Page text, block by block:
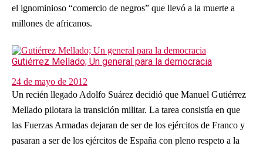
el ignominioso “comercio de negros” que llevó a la muerte a
millones de africanos.
Gutiérrez Mellado; Un general para la democracia
24 de mayo de 2012
Un recién llegado Adolfo Suárez decidió que Manuel Gutiérrez
Mellado pilotara la transición militar. La tarea consistía en que
las Fuerzas Armadas dejaran de ser de los ejércitos de Franco y
pasaran a ser de los ejércitos de España con pleno respeto a la